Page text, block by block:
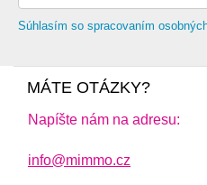
Súhlasím so spracovaním
MÁTE OTÁZKY?
Napíšte nám na adresu:
info@mimmo.cz